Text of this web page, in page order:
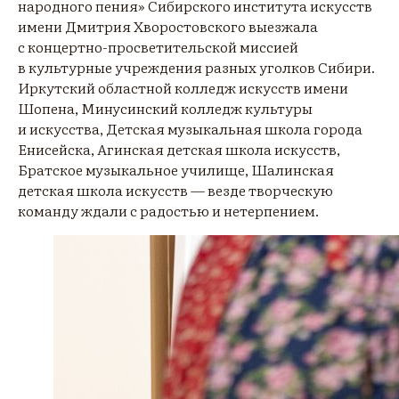
народного пения» Сибирского института искусств
имени Дмитрия Хворостовского выезжала
с концертно-просветительской миссией
в культурные учреждения разных уголков Сибири.
Иркутский областной колледж искусств имени
Шопена, Минусинский колледж культуры
и искусства, Детская музыкальная школа города
Енисейска, Агинская детская школа искусств,
Братское музыкальное училище, Шалинская
детская школа искусств — везде творческую
команду ждали с радостью и нетерпением.